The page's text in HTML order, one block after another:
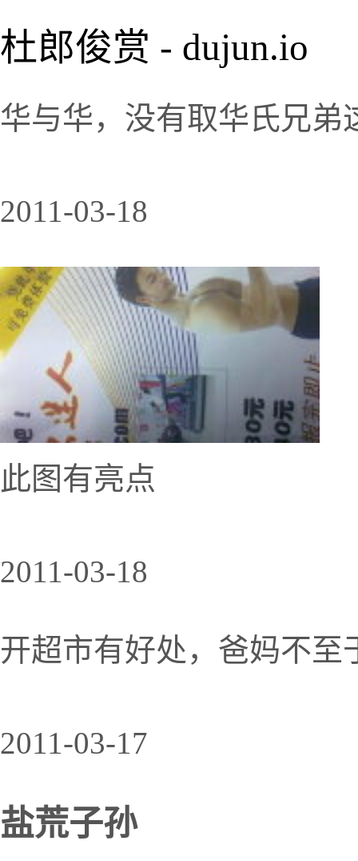
杜郎俊赏 - dujun.io
华与华，没有取华氏兄
2011-03-18
此图有亮点
2011-03-18
开超市有好处，爸妈不至
2011-03-17
盐荒子孙